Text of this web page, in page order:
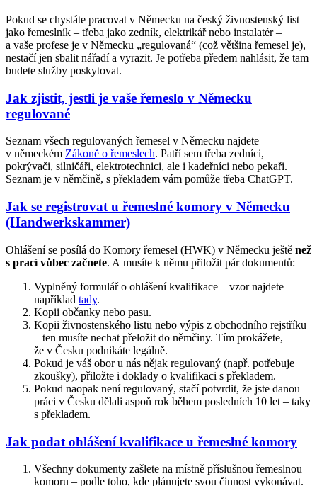
Pokud se chystáte pracovat v Německu na český živnostenský list
jako řemeslník – třeba jako zedník, elektrikář nebo instalatér –
a vaše profese je v Německu „regulovaná“ (což většina řemesel je),
nestačí jen sbalit nářadí a vyrazit. Je potřeba předem nahlásit, že tam
budete služby poskytovat.
Jak zjistit, jestli je vaše řemeslo v Německu
regulované
Seznam všech regulovaných řemesel v Německu najdete
v německém Zákoně o řemeslech. Patří sem třeba zedníci,
pokrývači, silničáři, elektrotechnici, ale i kadeřníci nebo pekaři.
Seznam je v němčině, s překladem vám pomůže třeba ChatGPT.
Jak se registrovat u řemeslné komory v Německu
(Handwerkskammer)
Ohlášení se posílá do Komory řemesel (HWK) v Německu ještě než
s prací vůbec začnete. A musíte k němu přiložit pár dokumentů:
Vyplněný formulář o ohlášení kvalifikace – vzor najdete
například tady.
Kopii občanky nebo pasu.
Kopii živnostenského listu nebo výpis z obchodního rejstříku
– ten musíte nechat přeložit do němčiny. Tím prokážete,
že v Česku podnikáte legálně.
Pokud je váš obor u nás nějak regulovaný (např. potřebuje
zkoušky), přiložte i doklady o kvalifikaci s překladem.
Pokud naopak není regulovaný, stačí potvrdit, že jste danou
práci v Česku dělali aspoň rok během posledních 10 let – taky
s překladem.
Jak podat ohlášení kvalifikace u řemeslné komory
Všechny dokumenty zašlete na místně příslušnou řemeslnou
komoru – podle toho, kde plánujete svou činnost vykonávat.